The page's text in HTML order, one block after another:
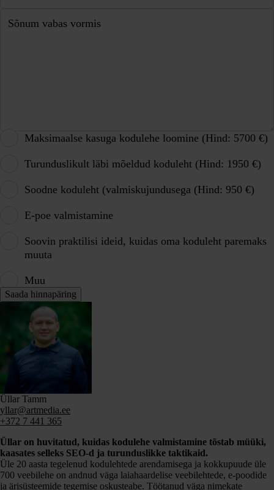
Sõnum vabas vormis
Maksimaalse kasuga kodulehe loomine (Hind: 5700 €)
Turunduslikult läbi mõeldud koduleht (Hind: 1950 €)
Soodne koduleht (valmiskujundusega (Hind: 950 €)
E-poe valmistamine
Soovin praktilisi ideid, kuidas oma koduleht paremaks
muuta
Muu
Üllar Tamm
yllar@artmedia.ee
+372 7 441 365
Üllar on huvitatud, kuidas kodulehe valmistamine tõstab müüki,
kaasates selleks SEO-d ja turunduslikke taktikaid.
Üle 20 aasta tegelenud kodulehtede arendamisega ja kokkupuude üle
700 veebilehe on andnud väga laiahaardelise veebilehtede, e-poodide
ja ärisüsteemide tegemise oskusteabe. Töötanud väga nimekate